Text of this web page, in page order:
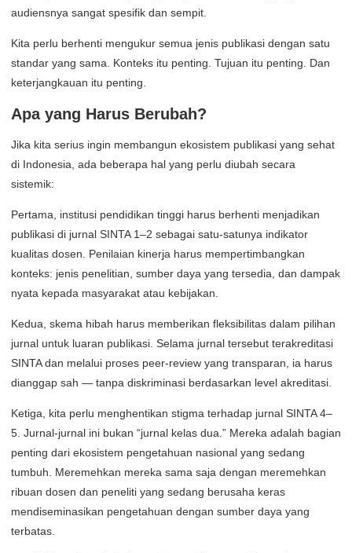
audiensnya sangat spesifik dan sempit.
Kita perlu berhenti mengukur semua jenis publikasi dengan satu
standar yang sama. Konteks itu penting. Tujuan itu penting. Dan
keterjangkauan itu penting.
Apa yang Harus Berubah?
Jika kita serius ingin membangun ekosistem publikasi yang sehat
di Indonesia, ada beberapa hal yang perlu diubah secara
sistemik:
Pertama, institusi pendidikan tinggi harus berhenti menjadikan
publikasi di jurnal SINTA 1–2 sebagai satu-satunya indikator
kualitas dosen. Penilaian kinerja harus mempertimbangkan
konteks: jenis penelitian, sumber daya yang tersedia, dan dampak
nyata kepada masyarakat atau kebijakan.
Kedua, skema hibah harus memberikan fleksibilitas dalam pilihan
jurnal untuk luaran publikasi. Selama jurnal tersebut terakreditasi
SINTA dan melalui proses peer-review yang transparan, ia harus
dianggap sah — tanpa diskriminasi berdasarkan level akreditasi.
Ketiga, kita perlu menghentikan stigma terhadap jurnal SINTA 4–
5. Jurnal-jurnal ini bukan “jurnal kelas dua.” Mereka adalah bagian
penting dari ekosistem pengetahuan nasional yang sedang
tumbuh. Meremehkan mereka sama saja dengan meremehkan
ribuan dosen dan peneliti yang sedang berusaha keras
mendiseminasikan pengetahuan dengan sumber daya yang
terbatas.